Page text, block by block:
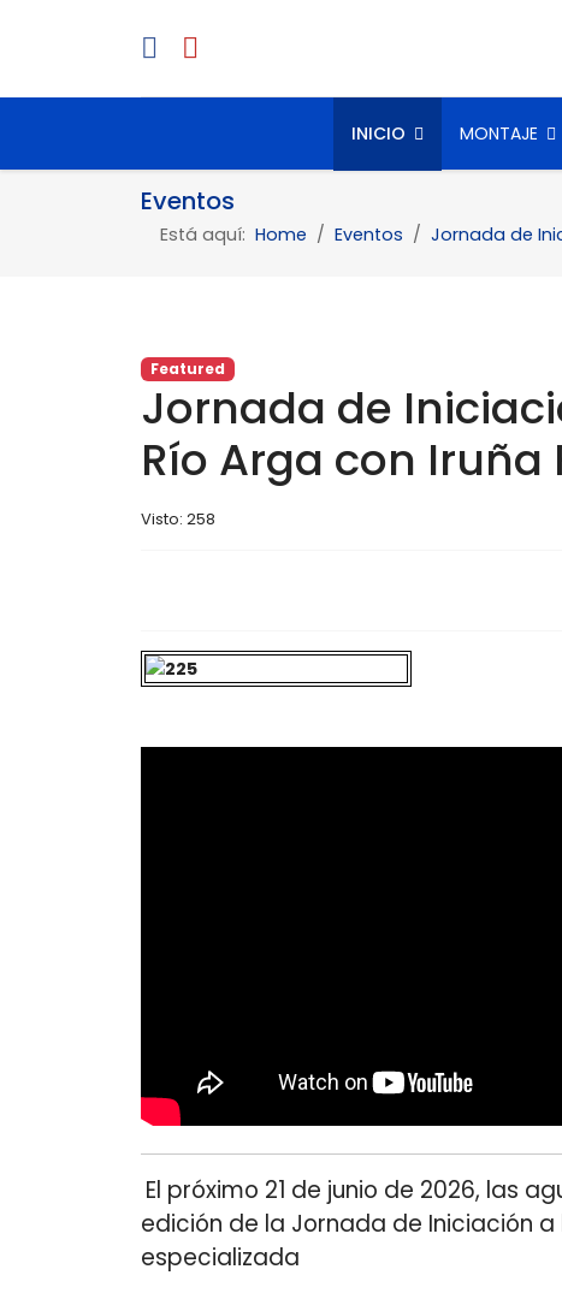
INICIO MONTAJE
Eventos
Está aquí: Home Eventos Jornada de
Featured
Jornada de
Río Arga con Iruña
Visto: 258
El próximo 21 de junio de 2026, las
edición de la Jornada de Iniciación
especializada